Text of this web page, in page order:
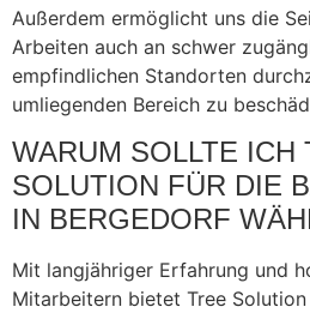
Außerdem ermöglicht uns die
Arbeiten auch an schwer
empfindlichen Standorten
umliegenden Bereich zu
WARUM SOLLTE ICH
SOLUTION FÜR DIE
IN BERGEDORF
Mit langjähriger Erfahrung und
Mitarbeitern bietet Tree